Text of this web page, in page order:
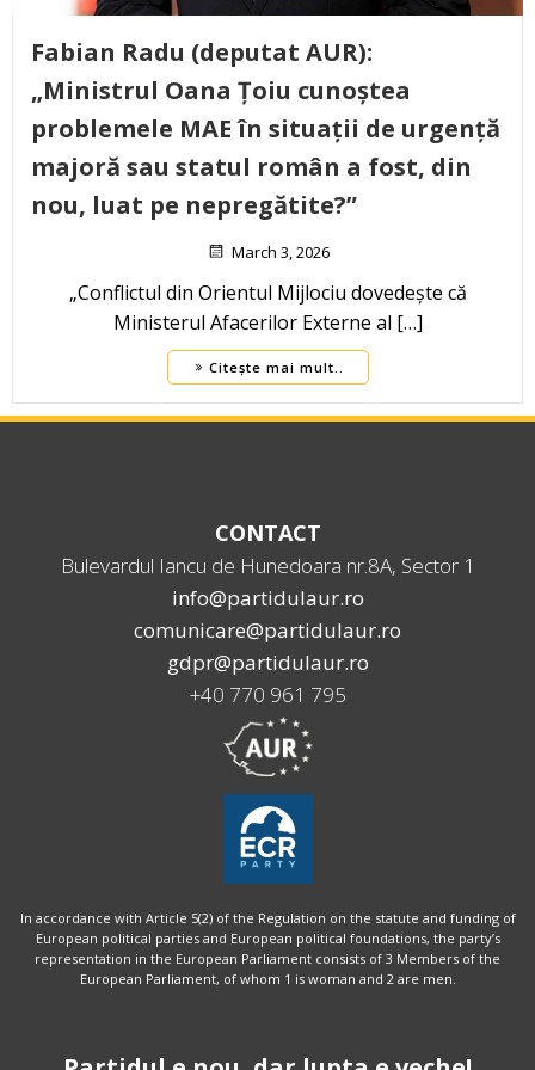
Fabian Radu (deputat AUR):
„Ministrul Oana Țoiu cunoștea
problemele MAE în situații de urgență
majoră sau statul român a fost, din
nou, luat pe nepregătite?”
March 3, 2026
„Conflictul din Orientul Mijlociu dovedește că
Ministerul Afacerilor Externe al […]
Citește mai mult..
CONTACT
Bulevardul Iancu de Hunedoara nr.8A, Sector 1
info@partidulaur.ro
comunicare@partidulaur.ro
gdpr@partidulaur.ro
+40 770 961 795
In accordance with Article 5(2) of the Regulation on the statute and funding of
European political parties and European political foundations, the party’s
representation in the European Parliament consists of 3 Members of the
European Parliament, of whom 1 is woman and 2 are men.